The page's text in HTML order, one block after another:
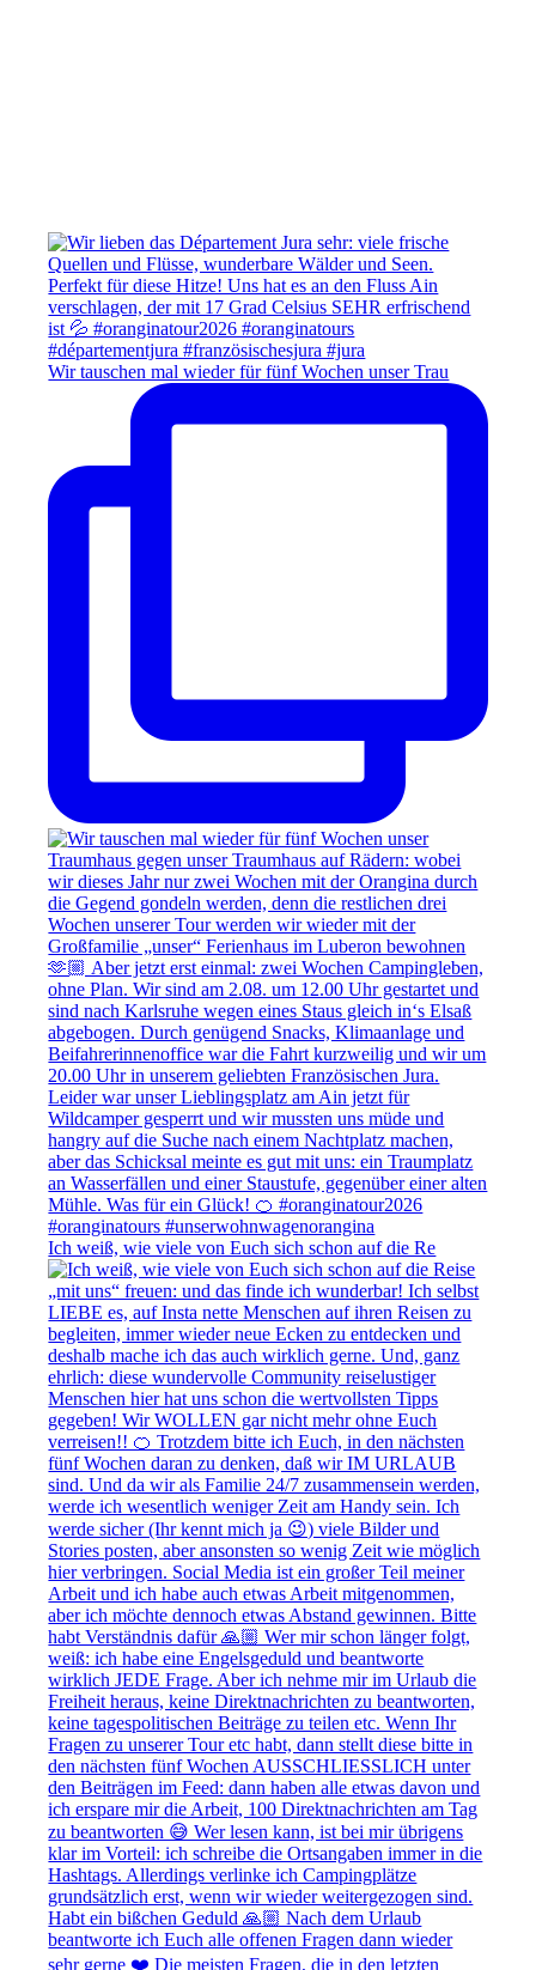
Wir tauschen mal wieder für fünf Wochen unser Trau
Ich weiß, wie viele von Euch sich schon auf die Re